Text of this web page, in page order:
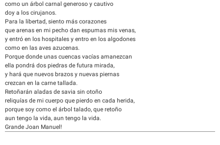
como un árbol carnal generoso y cautivo
doy a los cirujanos.
Para la libertad, siento más corazones
que arenas en mi pecho dan espumas mis venas,
y entró en los hospitales y entro en los algodones
como en las aves azucenas.
Porque donde unas cuencas vacías amanezcan
ella pondrá dos piedras de futura mirada,
y hará que nuevos brazos y nuevas piernas
crezcan en la carne tallada.
Retoñarán aladas de savia sin otoño
reliquías de mi cuerpo que pierdo en cada herida,
porque soy como el árbol talado, que retoño
aun tengo la vida, aun tengo la vida.
Grande Joan Manuel!